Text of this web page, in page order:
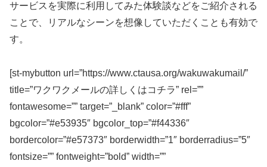
サービスを実際に利用してみた体験談などをご紹介される
ことで、リアルなシーンを想像していただくことも有効で
す。
[st-mybutton url=”https://www.ctausa.org/wakuwakumail/”
title=”ワクワクメールの詳しくはコチラ” rel=””
fontawesome=”” target=”_blank” color=”#fff”
bgcolor=”#e53935″ bgcolor_top=”#f44336″
bordercolor=”#e57373″ borderwidth=”1″ borderradius=”5″
fontsize=”” fontweight=”bold” width=””